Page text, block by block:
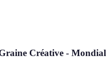
Créative - Mondial